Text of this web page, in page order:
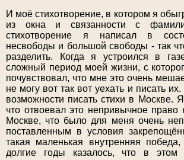
И моё стихотворение, в котором я
из окна и связанности с
стихотворение я написал в
несвободы и большой свободы - так
разделить. Когда я устроился в
сложный период моей жизни, с
почувствовал, что мне это очень
не могу вот так вот уехать и писать
возможности писать стихи в Москве.
что отвоевал это непривычное право
Москве, что было для меня очень
поставленным в условия
такая маленькая внутренняя
долгие годы казалось, что в этом